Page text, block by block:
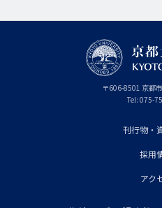
〒606-8501 京
都
府
京都市
Tel: 075-
刊行物・
採用
アク